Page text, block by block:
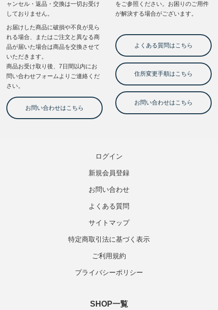
ログイン
新規会員登録
お問い合わせ
よくある質問
サイトマップ
特定商取引法に基づく表示
ご利用規約
プライバシーポリシー
SHOP一覧